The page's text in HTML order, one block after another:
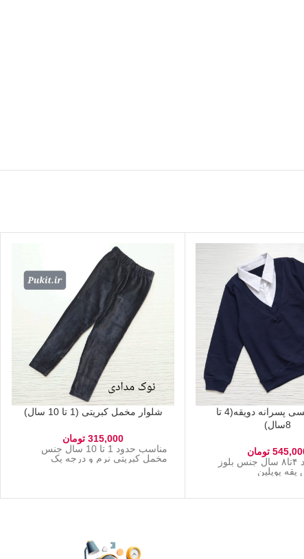
بلوز مجلسی پسرانه دویقه(4 تا
8سال)
تومان
مناسب حدود ۴تا۸ سال جنس بلوز
پوپلین
شلوار مخمل کبریتی (1 تا 10 سال)
315,000 تومان
مناسب حدود 1 تا 10 سال جنس
مخمل کبریتی نرم و درجه یک